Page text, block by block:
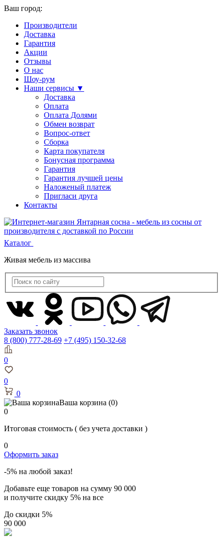
Ваш город:
Производители
Доставка
Гарантия
Акции
Отзывы
О нас
Шоу-рум
Наши сервисы ▼
Доставка
Оплата
Оплата Долями
Обмен возврат
Вопрос-ответ
Сборка
Карта покупателя
Бонусная программа
Гарантия
Гарантия лучшей цены
Наложеный платеж
Пригласи друга
Контакты
Каталог
Живая мебель из массива
Заказать звонок
8 (800) 777-28-69 +7 (495) 150-32-68
0
0
0
Ваша корзина (0)
0
Итоговая стоимость ( без учета доставки )
0
Оформить заказ
-5% на любой заказ!
Добавьте еще товаров на сумму 90 000
и получите скидку 5% на все
До скидки 5%
90 000